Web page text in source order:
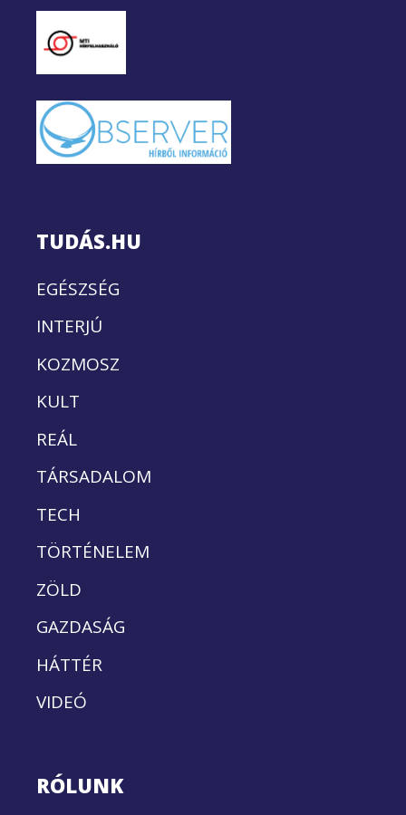
TUDÁS.HU
EGÉSZSÉG
INTERJÚ
KOZMOSZ
KULT
REÁL
TÁRSADALOM
TECH
TÖRTÉNELEM
ZÖLD
GAZDASÁG
HÁTTÉR
VIDEÓ
RÓLUNK